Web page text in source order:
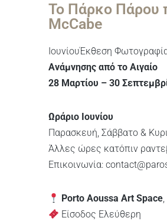
Το Πάρκο Πάρου
McCabe
ΙουνίουΈκθεση
Ανάμνησης από το Αιγαίο
28 Μαρτίου – 30
Ωράριο Ιουνίου
Παρασκευή, Σάββατο &
Άλλες ώρες κατόπιν
Επικοινωνία:
Porto Aoussa Art Space
Είσοδος Ελεύθερη